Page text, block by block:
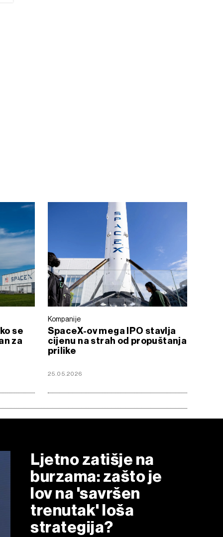
se
za
Kompanije
SpaceX-ov mega IPO stavlja
cijenu na strah od propuštanja
prilike
25.05.2026
Ljetno zatišje na
burzama: zašto je
lov na 'savršen
trenutak' loša
strategija?